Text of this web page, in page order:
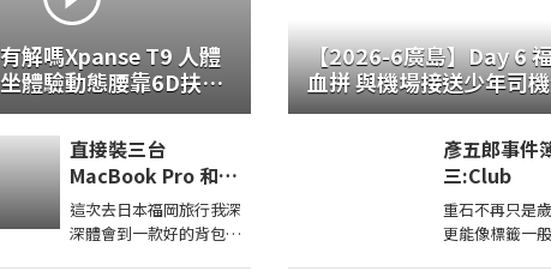
解嗎Xpanse T9 人體
體驗動態腰靠6D扶手
直接裝三台
MacBook Pro 和
iPad Pro 都可以！最
強電腦包 STM DUX
這次去日本福岡旅行我深
深體會到一款好的背包能
【2026-6廣島】Day 6
血拼 與機場接送少年司機深夜對
談
彥五郎事件
三:Club
重石不再只是
更能像標籤一